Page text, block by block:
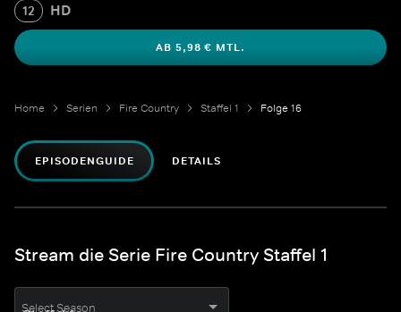
12 HD
AB 5,98 € MTL.
Home Serien Fire Country Staffel 1 Folge 16
EPISODENGUIDE DETAILS
Stream die Serie Fire Country Staffel 1
Select Season